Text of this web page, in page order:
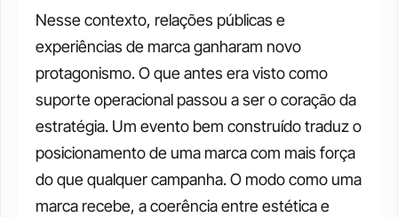
Nesse contexto, relações públicas e
experiências de marca ganharam novo
protagonismo. O que antes era visto como
suporte operacional passou a ser o coração da
estratégia. Um evento bem construído traduz o
posicionamento de uma marca com mais força
do que qualquer campanha. O modo como uma
marca recebe, a coerência entre estética e